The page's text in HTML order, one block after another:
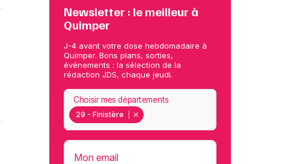
Newsletter : le meilleur à
Quimper
J-4 avant votre dose hebdomadaire à
Quimper. Bons plans, sorties,
événements : la sélection de la
rédaction JDS, chaque jeudi.
29 - Finistère
Choisir mes départements
Mon email